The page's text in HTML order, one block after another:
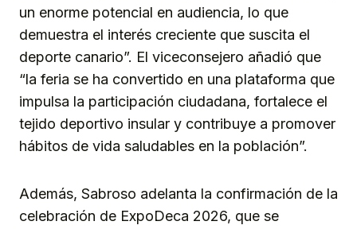
un enorme potencial en audiencia, lo que
demuestra el interés creciente que suscita el
deporte canario”. El viceconsejero añadió que
“la feria se ha convertido en una plataforma que
impulsa la participación ciudadana, fortalece el
tejido deportivo insular y contribuye a promover
hábitos de vida saludables en la población”.
Además, Sabroso adelanta la confirmación de la
celebración de ExpoDeca 2026, que se